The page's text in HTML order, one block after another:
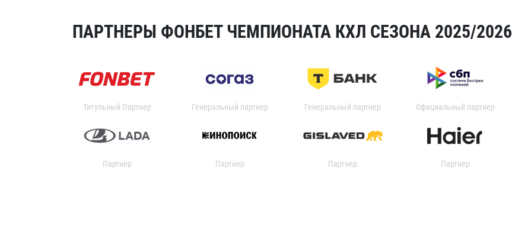
ПАРТНЕРЫ ФОНБЕТ ЧЕМПИОНАТА КХЛ СЕЗОНА 2025/2026
Титульный Партнер Генеральный партнер Генеральный партнер Официальный партнер
Партнер Партнер Партнер Партнер